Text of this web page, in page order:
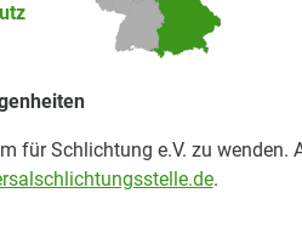
für Schlichtung e.V. zu wenden.
.